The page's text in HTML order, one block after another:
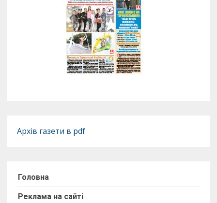
Архів газети в pdf
Головна
Реклама на сайті